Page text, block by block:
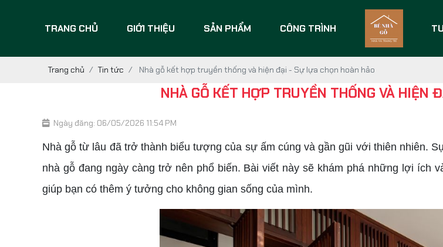
TRANG CHỦ GIỚI THIỆU SẢN PHẨM CÔNG TRÌNH
Trang chủ Tin tức Nhà gỗ kết hợp truyền thống và hiện đại - Sự lựa chọn hoàn hảo
NHÀ GỖ KẾT HỢP TRUYỀN THỐNG VÀ HIỆN
Ngày đăng: 06/05/2026 11:54 PM
Nhà gỗ từ lâu đã trở thành biểu tượng của sự ấm cúng và gần gũi với thiên nhiên.
nhà gỗ đang ngày càng trở nên phổ biến. Bài viết này sẽ khám phá những lợi ích
giúp bạn có thêm ý tưởng cho không gian sống của mình.